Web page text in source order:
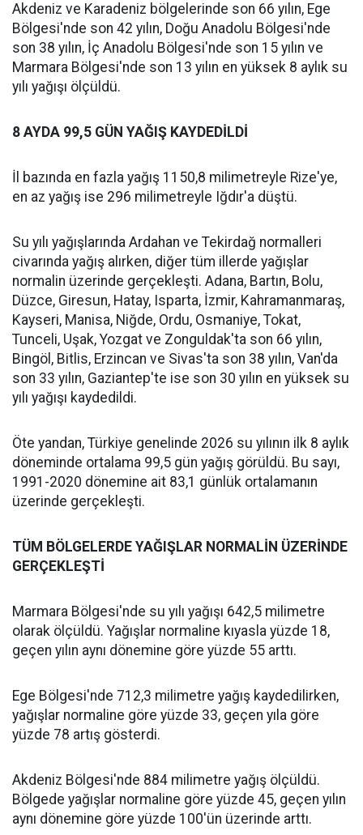
Akdeniz ve Karadeniz bölgelerinde son 66 yılın, Ege
Bölgesi'nde son 42 yılın, Doğu Anadolu Bölgesi'nde
son 38 yılın, İç Anadolu Bölgesi'nde son 15 yılın ve
Marmara Bölgesi'nde son 13 yılın en yüksek 8 aylık su
yılı yağışı ölçüldü.
8 AYDA 99,5 GÜN YAĞIŞ KAYDEDİLDİ
İl bazında en fazla yağış 1150,8 milimetreyle Rize'ye,
en az yağış ise 296 milimetreyle Iğdır'a düştü.
Su yılı yağışlarında Ardahan ve Tekirdağ normalleri
civarında yağış alırken, diğer tüm illerde yağışlar
normalin üzerinde gerçekleşti. Adana, Bartın, Bolu,
Düzce, Giresun, Hatay, Isparta, İzmir, Kahramanmaraş,
Kayseri, Manisa, Niğde, Ordu, Osmaniye, Tokat,
Tunceli, Uşak, Yozgat ve Zonguldak'ta son 66 yılın,
Bingöl, Bitlis, Erzincan ve Sivas'ta son 38 yılın, Van'da
son 33 yılın, Gaziantep'te ise son 30 yılın en yüksek su
yılı yağışı kaydedildi.
Öte yandan, Türkiye genelinde 2026 su yılının ilk 8 aylık
döneminde ortalama 99,5 gün yağış görüldü. Bu sayı,
1991-2020 dönemine ait 83,1 günlük ortalamanın
üzerinde gerçekleşti.
TÜM BÖLGELERDE YAĞIŞLAR NORMALİN ÜZERİNDE
GERÇEKLEŞTİ
Marmara Bölgesi'nde su yılı yağışı 642,5 milimetre
olarak ölçüldü. Yağışlar normaline kıyasla yüzde 18,
geçen yılın aynı dönemine göre yüzde 55 arttı.
Ege Bölgesi'nde 712,3 milimetre yağış kaydedilirken,
yağışlar normaline göre yüzde 33, geçen yıla göre
yüzde 78 artış gösterdi.
Akdeniz Bölgesi'nde 884 milimetre yağış ölçüldü.
Bölgede yağışlar normaline göre yüzde 45, geçen yılın
aynı dönemine göre yüzde 100'ün üzerinde arttı.